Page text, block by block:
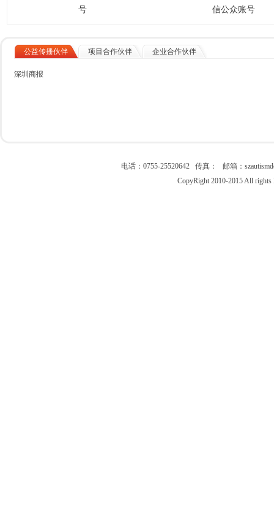
号
信公众账号
公益传播伙伴 项目合作伙伴 企业合作伙伴
深圳商报
电话：0755-25520642 传真： 邮箱：
CopyRight 2010-2015 All